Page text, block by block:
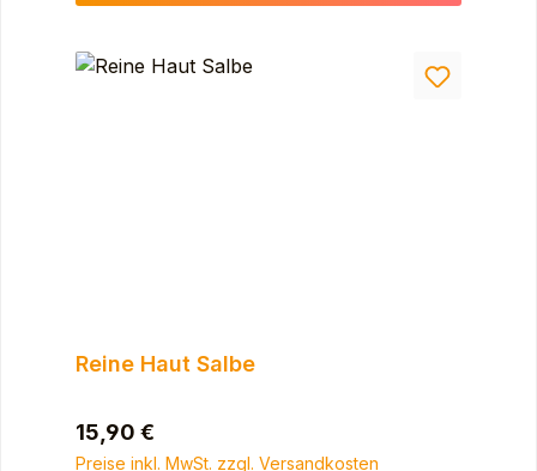
Reine Haut Salbe
Regulärer Preis:
15,90 €
Preise inkl. MwSt. zzgl. Versandkosten